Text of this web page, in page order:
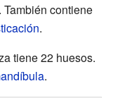
contiene
.
tiene 22 huesos.
.